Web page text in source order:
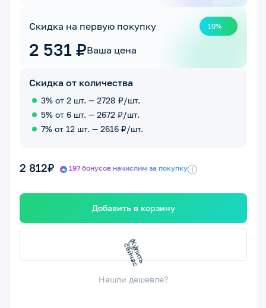
Скидка на первую покупку 10%
2 531 ₽Ваша цена
Скидка от количества
3% от 2 шт. — 2728 ₽/шт.
5% от 6 шт. — 2672 ₽/шт.
7% от 12 шт. — 2616 ₽/шт.
2 812₽ 197 бонусов начислим за покупку i
Добавить в корзину
К
у
п
и
т
ь
с
е
й
ч
а
с
Нашли дешевле?